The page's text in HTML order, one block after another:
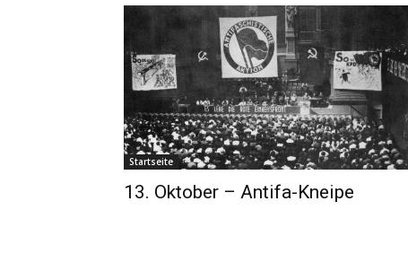
Startseite
13. Oktober – Antifa-Kneipe